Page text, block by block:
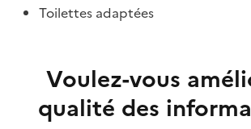
Toilettes adaptées
Voulez-vous
qualité des